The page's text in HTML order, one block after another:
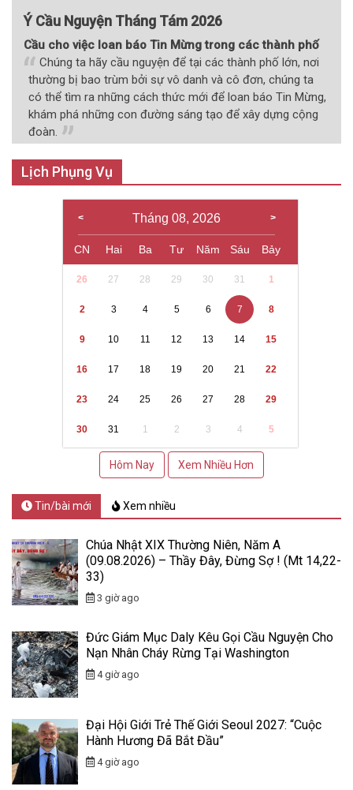
Ý Cầu Nguyện Tháng Tám 2026
Cầu cho việc loan báo Tin Mừng trong các thành phố
Chúng ta hãy cầu nguyện để tại các thành phố lớn, nơi
thường bị bao trùm bởi sự vô danh và cô đơn, chúng ta
có thể tìm ra những cách thức mới để loan báo Tin Mừng,
khám phá những con đường sáng tạo để xây dựng cộng
đoàn.
Lịch Phụng Vụ
Tháng 08, 2026
CN Hai Ba Tư Năm Sáu Bảy
26 27 28 29 30 31 1
2 3 4 5 6 7 8
9 10 11 12 13 14 15
16 17 18 19 20 21 22
23 24 25 26 27 28 29
30 31 1 2 3 4 5
Hôm Nay Xem Nhiều Hơn
Tin/bài mới Xem nhiều
Chúa Nhật XIX Thường Niên, Năm A
(09.08.2026) – Thầy Đây, Đừng Sợ ! (Mt 14,22-
33)
3 giờ ago
Đức Giám Mục Daly Kêu Gọi Cầu Nguyện Cho
Nạn Nhân Cháy Rừng Tại Washington
4 giờ ago
Đại Hội Giới Trẻ Thế Giới Seoul 2027: “Cuộc
Hành Hương Đã Bắt Đầu”
4 giờ ago